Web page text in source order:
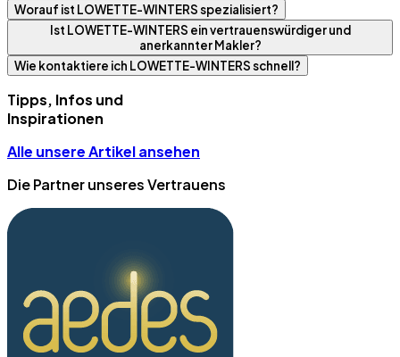
Worauf ist LOWETTE-WINTERS spezialisiert?
Ist LOWETTE-WINTERS ein vertrauenswürdiger und
anerkannter Makler?
Wie kontaktiere ich LOWETTE-WINTERS schnell?
Tipps, Infos und
Inspirationen
Alle unsere Artikel ansehen
Die Partner unseres Vertrauens